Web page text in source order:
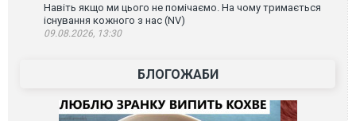
Навіть якщо ми цього не помічаємо. На чому тримається
існування кожного з нас (NV)
09.08.2026, 13:30
БЛОГОЖАБИ